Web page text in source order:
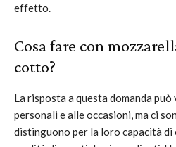
effetto.
Cosa fare con
cotto?
La risposta a questa domanda
personali e alle occasioni, ma ci
distinguono per la loro capacità di